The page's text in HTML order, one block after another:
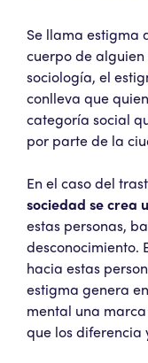
Se llama estigma
cuerpo de alguien
sociología, el
conlleva que
categoría social
por parte de la
En el caso del
sociedad se crea
estas personas,
desconocimiento.
hacia estas
estigma genera
mental una
que los diferencia